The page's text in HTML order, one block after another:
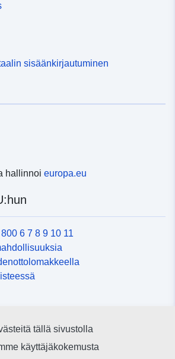
sisäänkirjautuminen
hallinnoi europa.eu
6 7 8 9 10 11
tällä sivustolla
käyttäjäkokemusta